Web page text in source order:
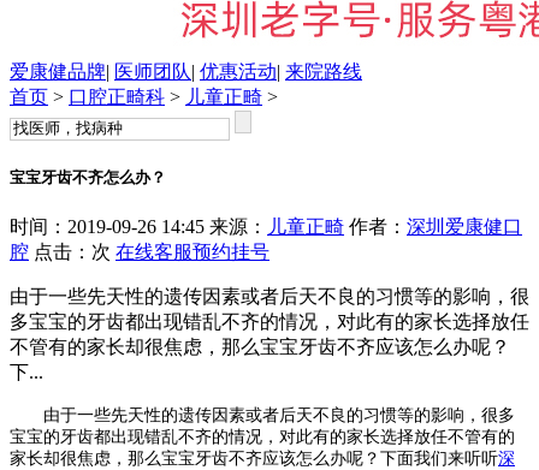
爱康健品牌| 医师团队| 优惠活动| 来院路线
首页 > 口腔正畸科 > 儿童正畸 >
宝宝牙齿不齐怎么办？
时间：2019-09-26 14:45 来源： 儿童正畸 作者： 深圳爱康健口
腔 点击： 次 在线客服预约挂号
由于一些先天性的遗传因素或者后天不良的习惯等的影响，很
多宝宝的牙齿都出现错乱不齐的情况，对此有的家长选择放任
不管有的家长却很焦虑，那么宝宝牙齿不齐应该怎么办呢？
下...
由于一些先天性的遗传因素或者后天不良的习惯等的影响，很多
宝宝的牙齿都出现错乱不齐的情况，对此有的家长选择放任不管有的
家长却很焦虑，那么宝宝牙齿不齐应该怎么办呢？下面我们来听听深